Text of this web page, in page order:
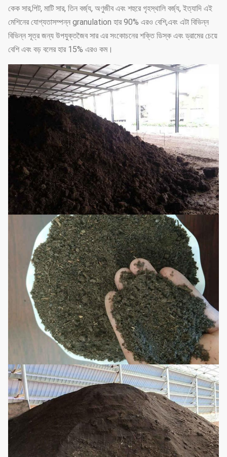
কেক সার,পিট, মাটি সার, তিন বর্জ্য, অণুজীব এবং শহুরে গৃহস্থালি বর্জ্য, ইত্যাদি এই
মেশিনের যোগ্যতাসম্পন্ন granulation হার 90% এরও বেশি,এবং এটা বিভিন্ন
বিভিন্ন সূত্র জন্য উপযুক্তজৈব সার এর সংকোচনের শক্তি ডিস্ক এবং ড্রামের চেয়ে
বেশি এবং বড় বলের হার 15% এরও কম।